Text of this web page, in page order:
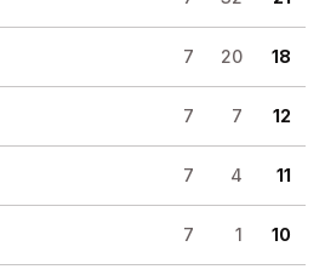
7 20 18
7 7 12
7 4 11
7 1 10